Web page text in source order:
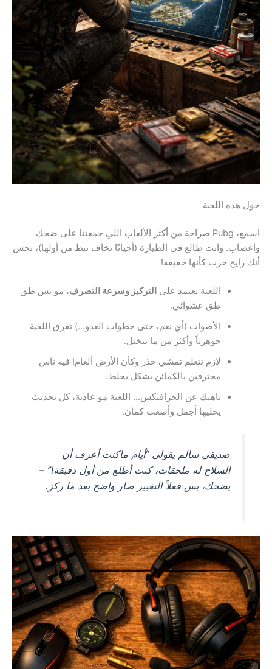
حول هذه اللعبة
اسمع، Pubg صراحة من أكثر الألعاب اللي جمعتنا على ضحك
وأعصاب. وانت طالع في الطيارة (أحيانًا تخاف تنط من أولها)، تحس
أنك رايح حرب كأنها حقيقة!
اللعبة تعتمد على التركيز وسرعة التصرف، مو بس طق
طق عشوائي.
الأصوات (أي نعم، حتى خطوات العدو…) تفرق اللعبة
جوهرياً وأكثر من ما تتخيل.
لازم تتعلم تمشي حذر وكأن الأرض ألغام! فيه ناس
محترفين بالكمائن بشكل يجلط.
ناهيك عن الجرافيكس… اللعبة مو عادية، كل تحديث
يخليها أجمل وأصعب كمان.
صديقي سالم يقولي “أيام ماكنت أعرف أن
السلاح له ملحقات، كنت أطلع من أول دقيقة!” –
يضحك، بس فعلاً التغيير صار واضح بعد ما ركز.